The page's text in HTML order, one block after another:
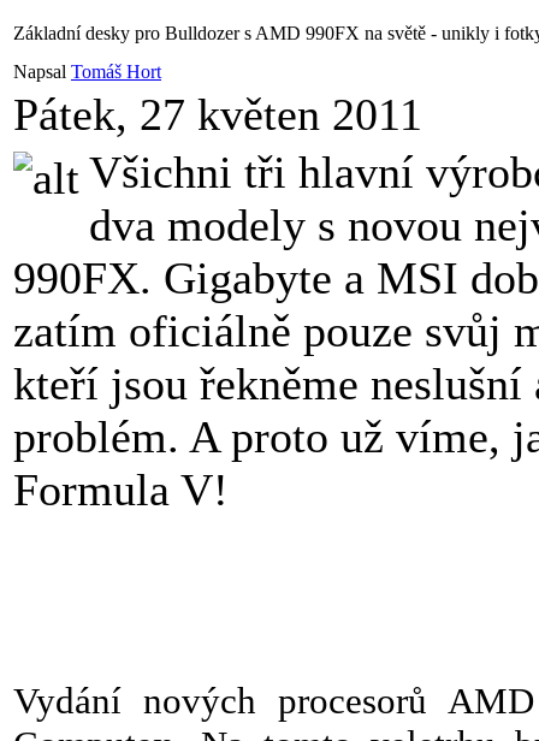
Základní desky pro Bulldozer s AMD 990FX na světě - unikly i
Napsal Tomáš Hort
Pátek, 27 květen 2011
Všichni tři hlavní
dva modely s novou
990FX. Gigabyte a MSI
zatím oficiálně pouze svůj
kteří jsou řekněme
problém. A proto už víme,
Formula V!
Vydání nových procesorů